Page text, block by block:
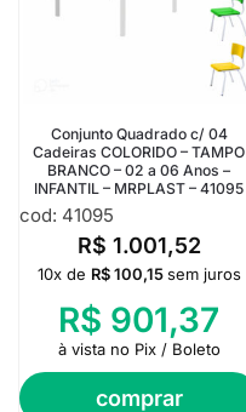
Conjunto Quadrado c/ 04
Cadeiras COLORIDO – TAMPO
BRANCO – 02 a 06 Anos –
INFANTIL – MRPLAST – 41095
cod: 41095
R$ 1.001,52
comprar
10x de R$100,15 sem juros
R$ 901,37
à vista no Pix / Boleto